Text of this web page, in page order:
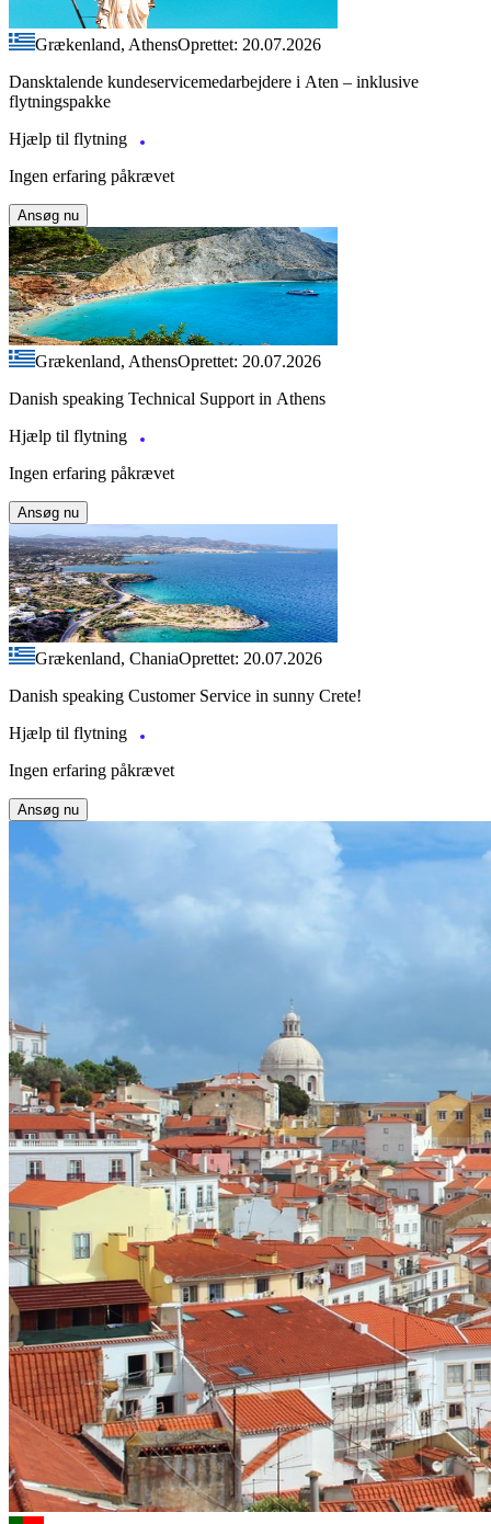
Grækenland, AthensOprettet: 20.07.2026
Dansktalende kundeservicemedarbejdere i Aten – inklusive
flytningspakke
Hjælp til flytning
Ingen erfaring påkrævet
Ansøg nu
Grækenland, AthensOprettet: 20.07.2026
Danish speaking Technical Support in Athens
Hjælp til flytning
Ingen erfaring påkrævet
Ansøg nu
Grækenland, ChaniaOprettet: 20.07.2026
Danish speaking Customer Service in sunny Crete!
Hjælp til flytning
Ingen erfaring påkrævet
Ansøg nu